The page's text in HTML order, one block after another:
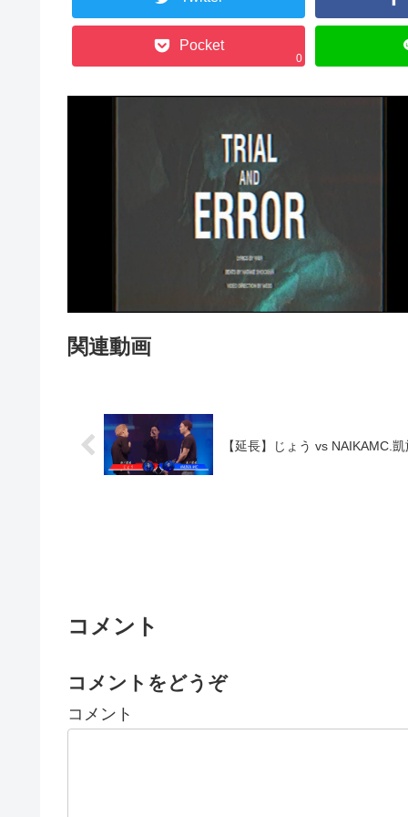
Pocket
0
関連動画
【延長】じょう vs NAIKAMC.
コメント
コメントをどうぞ
コメント